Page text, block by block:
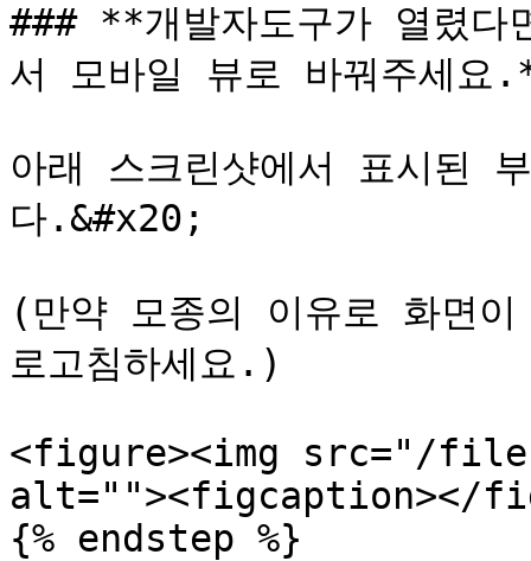
### **개발자도구가 열렸
서 모바일 뷰로 바꿔주세요
아래 스크린샷에서 표시된
다.&#x20;
(만약 모종의 이유로 화면
로고침하세요.)
<figure><img src="/files/
alt=""><figcaption></
{% endstep %}